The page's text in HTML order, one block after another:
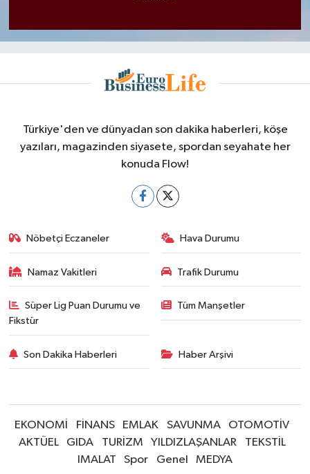
Türkiye'den ve dünyadan son dakika haberleri, köşe
yazıları, magazinden siyasete, spordan seyahate her
konuda Flow!
Nöbetçi Eczaneler Hava Durumu
Namaz Vakitleri Trafik Durumu
Süper Lig Puan Durumu ve
Fikstür
Tüm Manşetler
Son Dakika Haberleri Haber Arşivi
EKONOMİ FİNANS EMLAK SAVUNMA
OTOMOTİV
AKTÜEL
GIDA TURİZM YILDIZLAŞANLAR
TEKSTİL
IMALAT
Spor Genel MEDYA